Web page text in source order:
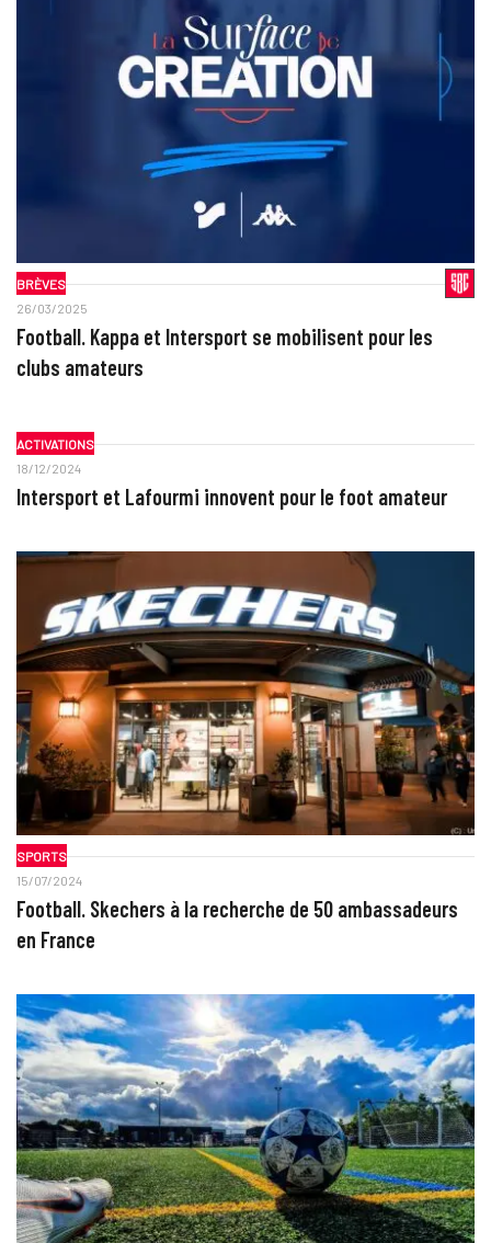
BRÈVES
26/03/2025
Football. Kappa et Intersport se mobilisent pour les
clubs amateurs
ACTIVATIONS
18/12/2024
Intersport et Lafourmi innovent pour le foot amateur
SPORTS
15/07/2024
Football. Skechers à la recherche de 50 ambassadeurs
en France